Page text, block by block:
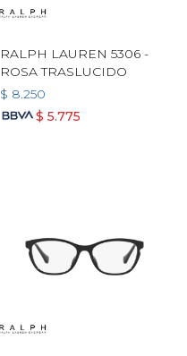
RALPH LAUREN 5306 -
ROSA TRASLUCIDO
$ 8.250
$ 5.775